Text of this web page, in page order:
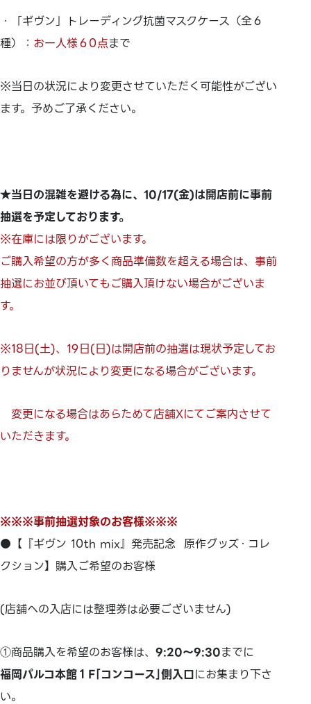
・「ギヴン」トレーディング抗菌マスクケース（全６
種）： お一人様６0点まで
※当日の状況により変更させていただく可能性がござい
ます。予めご了承ください。
★当日の混雑を避ける為に、 10/17(金)は開店前に事前
抽選を予定しております。
※在庫には限りがございます。
ご購入希望の方が多く商品準備数を超える場合は、 事前
抽選にお並び頂いてもご購入頂けない場合がございま
す。
※18日(土)、19日(日)は開店前の抽選は現状予定してお
りませんが状況により変更になる場合がございます。
変更になる場合はあらためて店舗Xにてご案内させて
いただきます。
※※※事前抽選対象のお客様※※※
●【『ギヴン 10th mix』発売記念⠀原作グッズ・コレ
クション】購入ご希望のお客様
(店舗への入店には整理券は必要ございません)
①商品購入を希望のお客様は、 9:20～9:30までに
福岡パルコ本館１F｢コンコース｣側入口にお集まり下さ
い。